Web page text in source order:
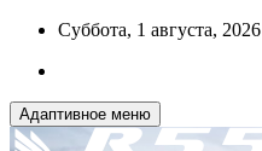
Перейти
содержимому
Суббота, 1 августа, 2026
Адаптивное меню